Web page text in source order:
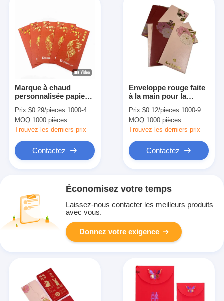
Marque à chaud
personnalisée papier
Nouvel An chinois
Enveloppe rouge
Cartoon forme
Prix:$0.29/pieces 1000-4999 pieces
MOQ:1000 pièces
Trouvez les derniers prix
Contactez
Enveloppe rouge faite
à la main pour la
cadeaux
Prix:$0.12/pieces 1000-9999 pieces
MOQ:1000 pièces
Trouvez les derniers prix
Contactez
Économisez votre temps
Laissez-nous contacter les meilleurs produits
avec vous.
Donnez votre exigence